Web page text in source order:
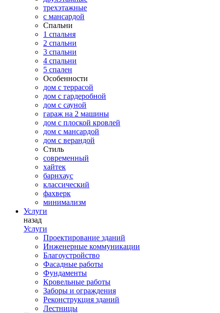
трехэтажные
с мансардой
Спальни
1 спальня
2 спальни
3 спальни
4 спальни
5 спален
Особенности
дом с террасой
дом с гардеробной
дом с сауной
гараж на 2 машины
дом с плоской кровлей
дом с мансардой
дом с верандой
Стиль
современный
хайтек
барнхаус
классический
фахверк
минимализм
Услуги
назад
Услуги
Проектирование зданий
Инженерные коммуникации
Благоустройство
Фасадные работы
Фундаменты
Кровельные работы
Заборы и ограждения
Реконструкция зданий
Лестницы